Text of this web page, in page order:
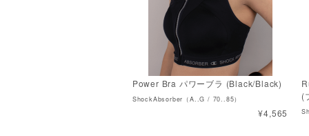
Power Bra パワーブラ (Black/Black)
ShockAbsorber（A..G / 70..85）
¥4,565
(